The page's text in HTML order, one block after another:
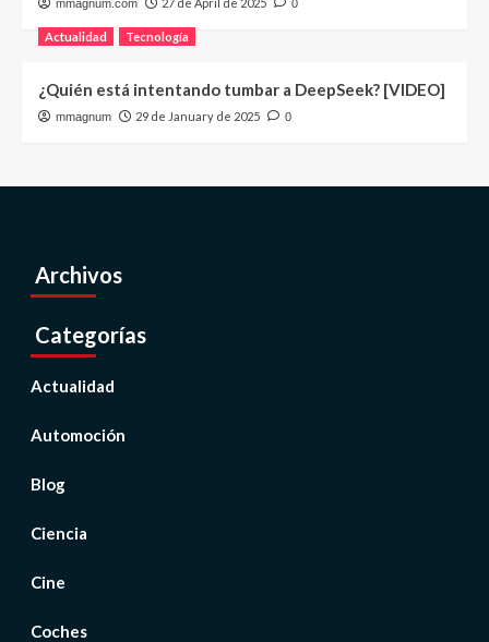
mmagnum.com 0
Actualidad Tecnología
¿Quién está intentando tumbar a DeepSeek? [VIDEO]
mmagnum 29 de January de 2025 0
Archivos
Categorías
Actualidad
Automoción
Blog
Ciencia
Cine
Coches